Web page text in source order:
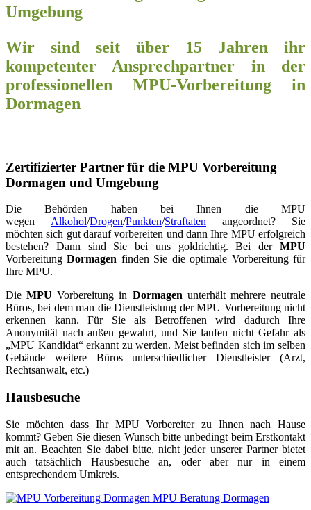
Umgebung
Wir sind seit über 15 Jahren ihr
kompetenter Ansprechpartner in der
professionellen MPU-Vorbereitung in
Dormagen
Zertifizierter Partner für die MPU Vorbereitung
Dormagen und Umgebung
Die Behörden haben bei Ihnen die MPU
wegen Alkohol/Drogen/Punkten/Straftaten angeordnet? Sie
möchten sich gut darauf vorbereiten und dann Ihre MPU erfolgreich
bestehen? Dann sind Sie bei uns goldrichtig. Bei der MPU
VorbereitungDormagen finden Sie die optimale Vorbereitung für
Ihre MPU.
DieMPU Vorbereitung in Dormagenunterhält mehrere neutrale
Büros, bei dem man die Dienstleistung der MPU Vorbereitung nicht
erkennen kann. Für Sie als Betroffenen wird dadurch Ihre
Anonymität nach außen gewahrt, und Sie laufen nicht Gefahr als
„MPU Kandidat“ erkannt zu werden. Meist befinden sich im selben
Gebäude weitere Büros unterschiedlicher Dienstleister (Arzt,
Rechtsanwalt, etc.)
Hausbesuche
Sie möchten dass Ihr MPU Vorbereiter zu Ihnen nach Hause
kommt? Geben Sie diesen Wunsch bitte unbedingt beim Erstkontakt
mit an. Beachten Sie dabei bitte, nicht jeder unserer Partner bietet
auch tatsächlich Hausbesuche an, oder aber nur in einem
entsprechendem Umkreis.